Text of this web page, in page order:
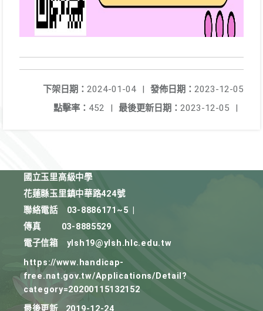
發佈日期： 2023-12-05
下架日期： 2024-01-04
|
最後更新日期： 2023-12-05 |
點擊率： 452 |
國立玉里高級中學
花蓮縣玉里鎮中華路424號
聯絡電話
03-8886171~5
傳真
03-8885529
電子信箱
ylsh19@ylsh.hlc.edu.tw
https://www.handicap-
free.nat.gov.tw/Applications/Detail?
category=20200115132152
最後更新
2019-12-24